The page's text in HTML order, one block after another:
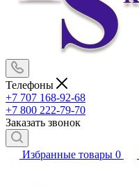
Телефоны
+7 707 168-92-68
+7 800 222-79-70
Заказать звонок
Избранные товары 0